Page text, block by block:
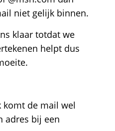
niet gelijk binnen.
klaar totdat we
helpt dus
de mail wel
adres bij een